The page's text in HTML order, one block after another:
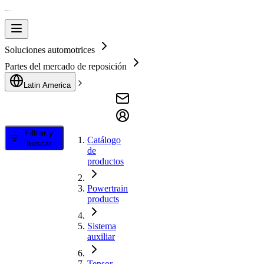
Soluciones automotrices
Partes del mercado de reposición
Latin America
Filtrar y
buscar
Catálogo
de
productos
Powertrain
products
Sistema
auxiliar